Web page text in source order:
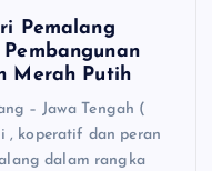
Pemalang
Merah Putih
– Jawa Tengah (
, koperatif dan peran
dalam rangka